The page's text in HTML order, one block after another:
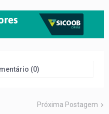
(0)
Próxima Postagem